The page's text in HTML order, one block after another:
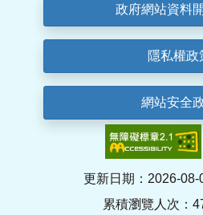
政府網站資料
隱私權政
網站安全
更新日期：2026-08-
累積瀏覽人次：